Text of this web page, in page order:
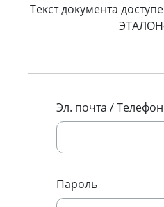
Текст документа
Эл. почта / Телефон
Пароль